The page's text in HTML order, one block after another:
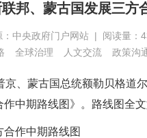
邦、蒙古国发展三方
中央政府门户网站 | 阅读量：
全球治理 人文交流 政策沟
、蒙古国总统额勒贝格道
中期路线图》。路线图全文
作中期路线图